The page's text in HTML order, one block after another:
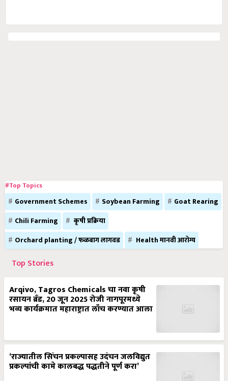
#Top Topics
Government Schemes Soybean Farming
Goat Rearing
Chili Farming
कृषी प्रक्रिया
Orchard planting / फळबाग लागवड
Health मानवी आरोग्य
Top Stories
Arqivo, Tagros Chemicals चा नवा कृषी
रसायन ब्रँड, 20 जून 2025 रोजी नागपूरमध्ये
भव्य कार्यक्रमात महाराष्ट्रात लाँच करण्यात आला
‘राज्यातील सिंचन प्रकल्पासह उदंचन जलविद्युत
प्रकल्पांची कामे कालबद्ध पद्धतीने पूर्ण करा’